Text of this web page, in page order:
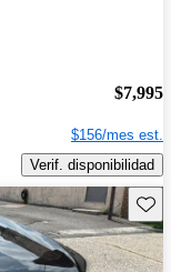
$7,995
$156/mes est.
Verif. disponibilidad